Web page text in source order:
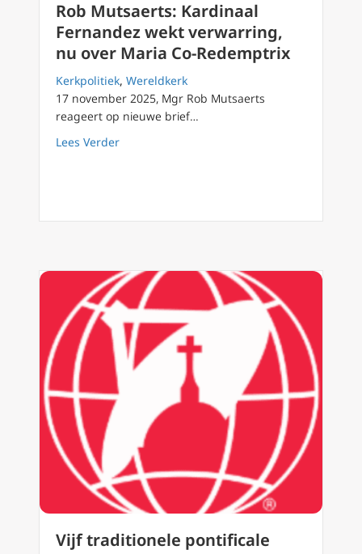
Rob Mutsaerts: Kardinaal
Fernandez wekt verwarring,
nu over Maria Co-Redemptrix
Kerkpolitiek, Wereldkerk
17 november 2025, Mgr Rob Mutsaerts
reageert op nieuwe brief…
Lees Verderabout Rob Mutsaerts: Kardinaal Fernandez
Vijf traditionele pontificale